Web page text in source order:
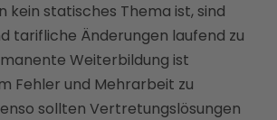
kein statisches Thema ist, sind
tarifliche Änderungen laufend zu
Weiterbildung ist
Fehler und Mehrarbeit zu
sollten Vertretungslösungen